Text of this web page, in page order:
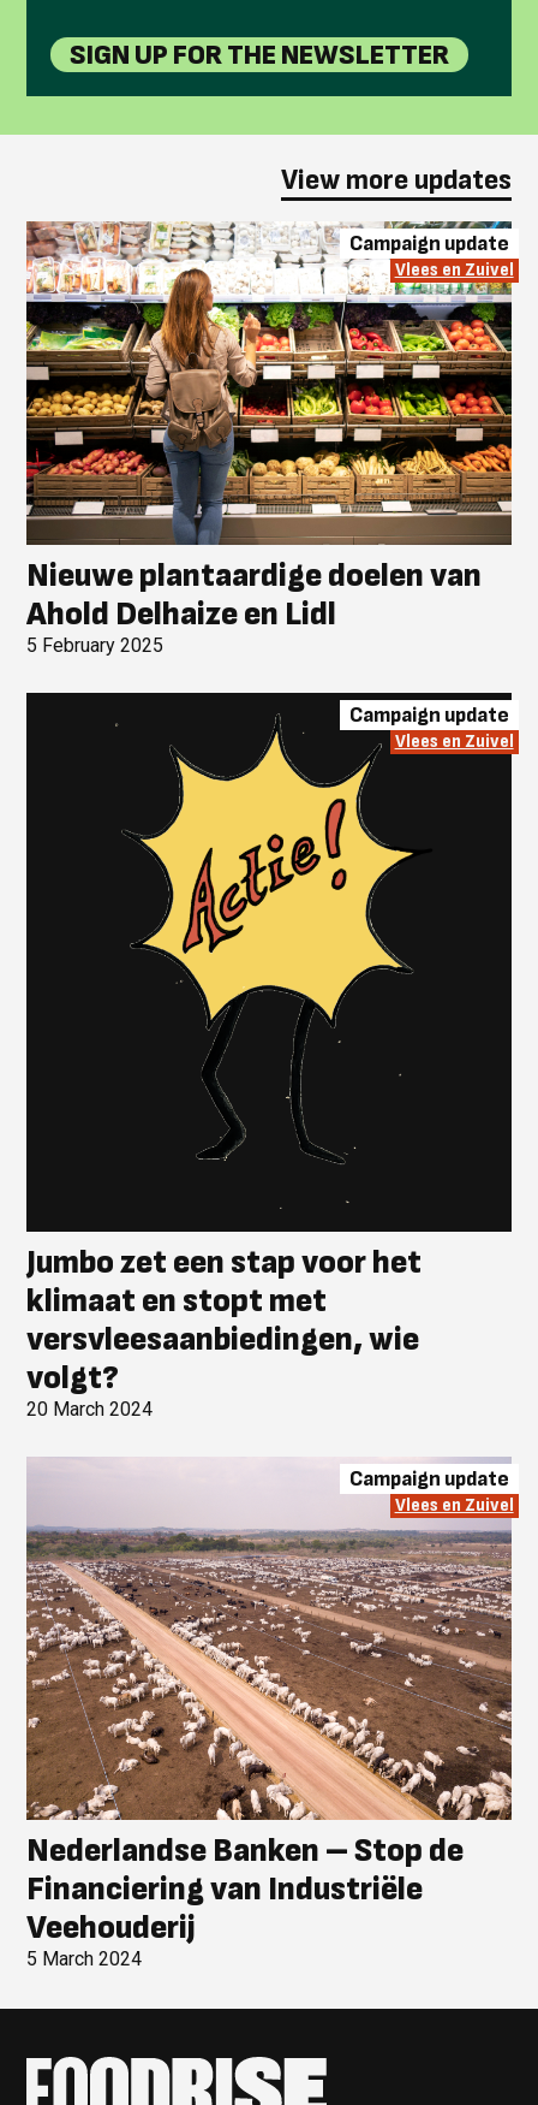
SIGN UP FOR THE NEWSLETTER
View more updates
Campaign update
Vlees en Zuivel
Nieuwe plantaardige doelen van
Ahold Delhaize en Lidl
5 February 2025
Campaign update
Vlees en Zuivel
Jumbo zet een stap voor het
klimaat en stopt met
versvleesaanbiedingen, wie
volgt?
20 March 2024
Campaign update
Vlees en Zuivel
Nederlandse Banken – Stop de
Financiering van Industriële
Veehouderij
5 March 2024